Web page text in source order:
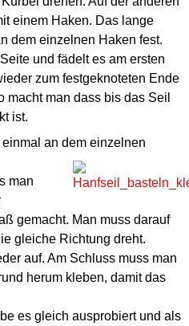
einem Haken. Das lange
dem einzelnen Haken fest.
und fädelt es am ersten
zum festgeknoteten Ende
macht man dass bis das Seil
ist.
an dem einzelnen
man
gemacht. Man muss darauf
gleiche Richtung dreht.
auf. Am Schluss muss man
herum kleben, damit das
es gleich ausprobiert und als